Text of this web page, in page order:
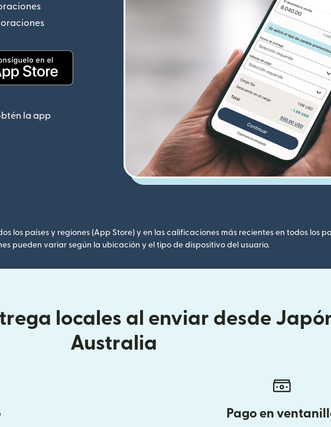
(se abre en una ventana nueva)
(se abre en una ventana nueva)
la app
los países y regiones (App Store) y en las calificaciones más recientes en todos los
pueden variar según la ubicación y el tipo de dispositivo del usuario.
locales al enviar desde
Australia
Pago en